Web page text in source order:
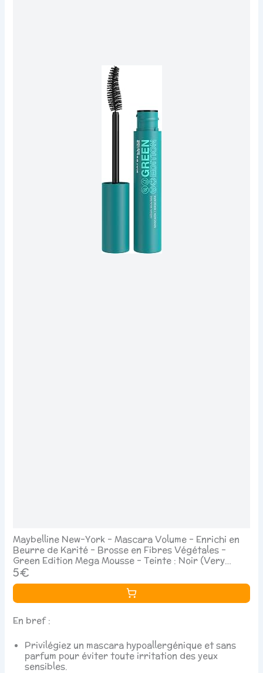
Maybelline New-York - Mascara Volume - Enrichi en
Beurre de Karité - Brosse en Fibres Végétales -
Green Edition Mega Mousse - Teinte : Noir (Very
Black (02) - 9ml
5€
En bref :
Privilégiez un mascara hypoallergénique et sans
parfum pour éviter toute irritation des yeux
sensibles.